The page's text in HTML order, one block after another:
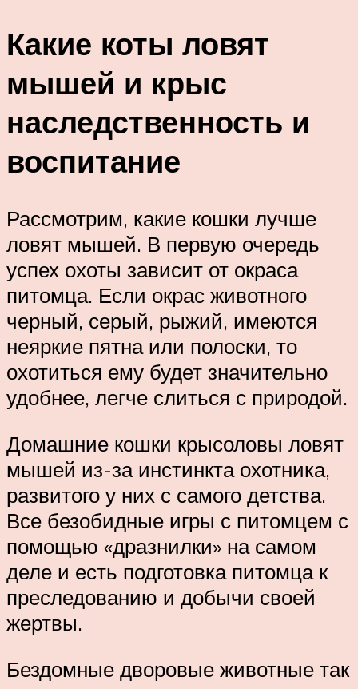
Какие коты ловят
мышей и крыс
наследственность и
воспитание
Рассмотрим, какие кошки лучше
ловят мышей. В первую очередь
успех охоты зависит от окраса
питомца. Если окрас животного
черный, серый, рыжий, имеются
неяркие пятна или полоски, то
охотиться ему будет значительно
удобнее, легче слиться с природой.
Домашние кошки крысоловы ловят
мышей из-за инстинкта охотника,
развитого у них с самого детства.
Все безобидные игры с питомцем с
помощью «дразнилки» на самом
деле и есть подготовка питомца к
преследованию и добычи своей
жертвы.
Бездомные дворовые животные так